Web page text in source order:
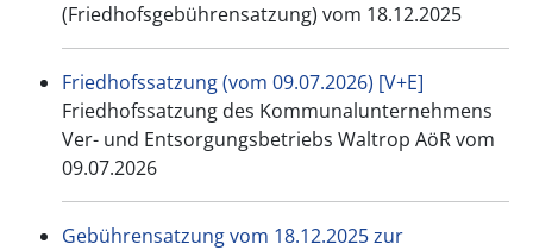
(Friedhofsgebührensatzung) vom 18.12.2025
Friedhofssatzung (vom 09.07.2026) [V+E]
Friedhofssatzung des Kommunalunternehmens
Ver- und Entsorgungsbetriebs Waltrop AöR vom
09.07.2026
Gebührensatzung vom 18.12.2025 zur